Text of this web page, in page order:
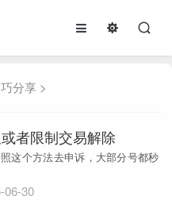
分享 >
者限制交易解除
这个方法去申诉，大部分号都秒
06-30